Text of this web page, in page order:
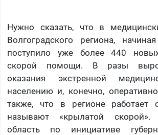
Нужно сказать, что в
Волгоградского региона,
поступило уже более 440
скорой помощи. В разы
оказания экстренной
населению и, конечно,
также, что в регионе работает
называют «крылатой скорой».
область по инициативе